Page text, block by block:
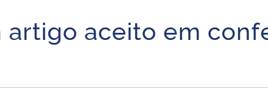
Advocacia-Geral da União Banco Central do Brasil
artigo aceito em